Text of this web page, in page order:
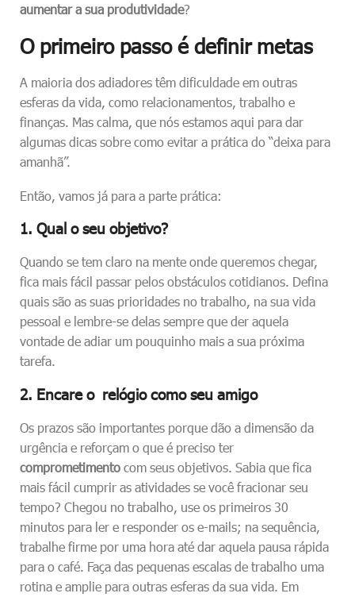
aumentar a sua produtividade?
O primeiro passo é definir metas
A maioria dos adiadores têm dificuldade em outras
esferas da vida, como relacionamentos, trabalho e
finanças. Mas calma, que nós estamos aqui para dar
algumas dicas sobre como evitar a prática do “deixa para
amanhã”.
Então, vamos já para a parte prática:
1. Qual o seu objetivo?
Quando se tem claro na mente onde queremos chegar,
fica mais fácil passar pelos obstáculos cotidianos. Defina
quais são as suas prioridades no trabalho, na sua vida
pessoal e lembre-se delas sempre que der aquela
vontade de adiar um pouquinho mais a sua próxima
tarefa.
2. Encare o relógio como seu amigo
Os prazos são importantes porque dão a dimensão da
urgência e reforçam o que é preciso ter
comprometimento com seus objetivos. Sabia que fica
mais fácil cumprir as atividades se você fracionar seu
tempo? Chegou no trabalho, use os primeiros 30
minutos para ler e responder os e-mails; na sequência,
trabalhe firme por uma hora até dar aquela pausa rápida
para o café. Faça das pequenas escalas de trabalho uma
rotina e amplie para outras esferas da sua vida. Em